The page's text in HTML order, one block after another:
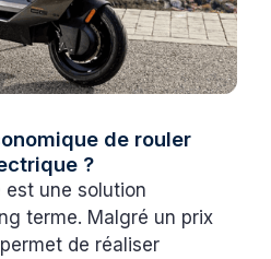
de rouler
?
une solution
terme. Malgré un prix
de réaliser